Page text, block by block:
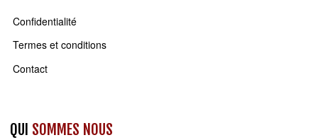
Confidentialité
Termes et conditions
Contact
QUI SOMMES NOUS